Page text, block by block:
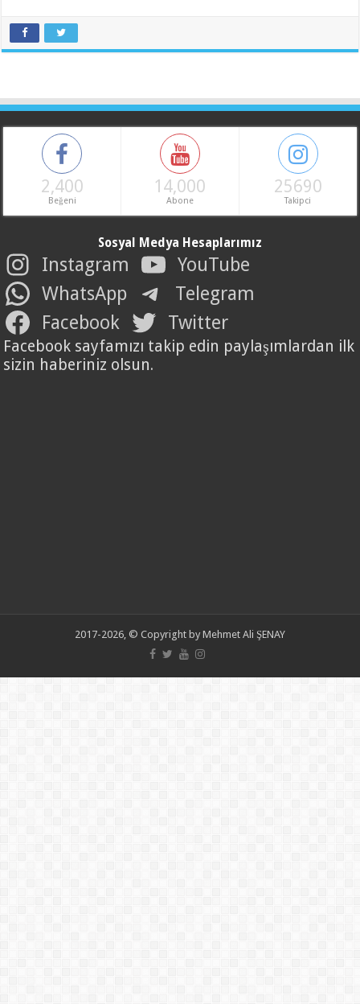
2,400
Beğeni
14,000
Abone
25690
Takipci
Sosyal Medya Hesaplarımız
Instagram
YouTube
WhatsApp
Telegram
Facebook
Twitter
Facebook sayfamızı takip edin paylaşımlardan ilk
sizin haberiniz olsun.
2017-2026, © Copyright by Mehmet Ali ŞENAY